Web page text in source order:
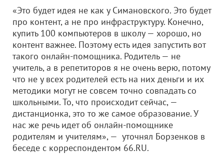
«Это будет идея не как у Симановского. Это будет
про контент, а не про инфраструктуру. Конечно,
купить 100 компьютеров в школу — хорошо, но
контент важнее. Поэтому есть идея запустить вот
такого онлайн-помощника. Родитель — не
учитель, а в репетиторов я не очень верю, потому
что не у всех родителей есть на них деньги и их
методики могут не совсем точно совпадать со
школьными. То, что происходит сейчас, —
дистанционка, это то же самое образование. У
нас же речь идет об онлайн-помощнике
родителям и учителям», — уточнял Борзенков в
беседе с корреспондентом 66.RU.